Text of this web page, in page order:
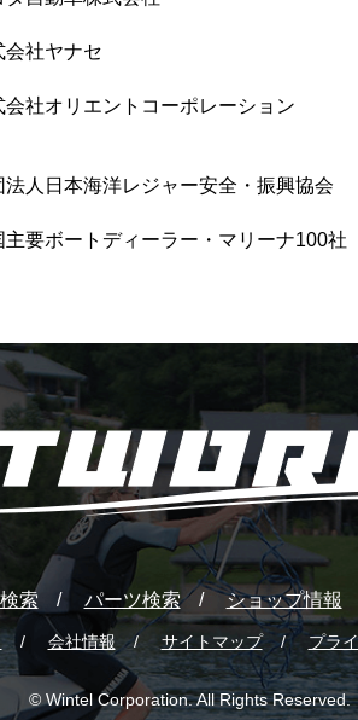
会社ヤナセ
会社オリエントコーポレーション
法人日本海洋レジャー安全・振興協会
主要ボートディーラー・マリーナ100社
索 パーツ検索 ショップ情報
会社情報 サイトマップ プラ
© Wintel Corporation. All Rights Reserved.